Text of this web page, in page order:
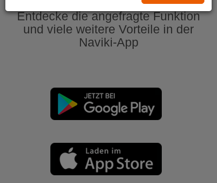
Entdecke die angefragte Funktion
und viele weitere Vorteile in der
Naviki-App